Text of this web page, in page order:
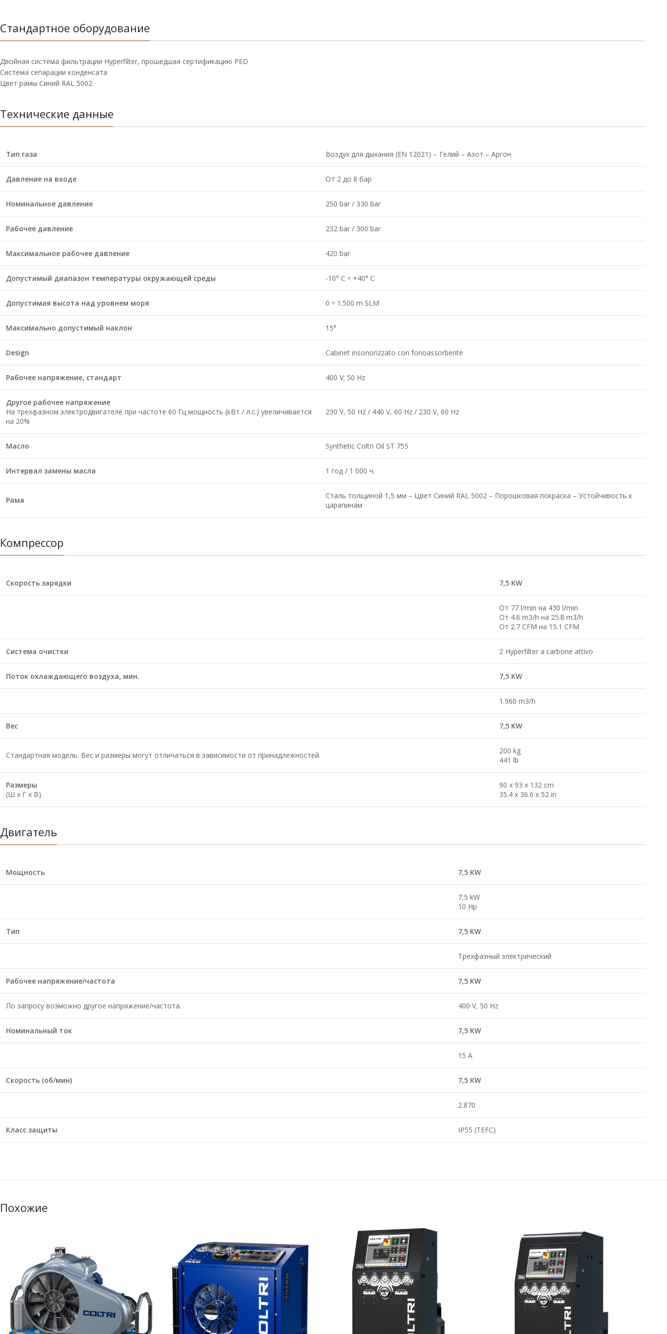
Стандартное оборудование
Двойная система фильтрации Hyperfilter, прошедшая сертификацию PED
Система сепарации конденсата
Цвет рамы Синий RAL 5002
Технические данные
Тип газа Воздух для дыхания (EN 12021) – Гелий – Азот – Аргон
Давление на входе От 2 до 8 бар
Номинальное давление 250 bar / 330 bar
Рабочее давление 232 bar / 300 bar
Максимальное рабочее давление 420 bar
Допустимый диапазон температуры окружающей среды -10° C ÷ +40° C
Допустимая высота над уровнем моря 0 ÷ 1.500 m SLM
Максимально допустимый наклон 15°
Design Cabinet insonorizzato con fonoassorbente
Рабочее напряжение, стандарт 400 V; 50 Hz
Другое рабочее напряжение
На трехфазном электродвигателе при частоте 60 Гц мощность (кВт / л.с.) увеличивается
на 20%
230 V, 50 Hz / 440 V, 60 Hz / 230 V, 60 Hz
Масло Synthetic Coltri Oil ST 755
Интервал замены масла 1 год / 1 000 ч.
Рама
Сталь толщиной 1,5 мм – Цвет Синий RAL 5002 – Порошковая покраска – Устойчивость к
царапинам
Компрессор
Скорость зарядки 7,5 KW
От 77 l/min на 430 l/min
От 4.6 m3/h на 25.8 m3/h
От 2.7 CFM на 15.1 CFM
Система очистки 2 Hyperfilter a carbone attivo
Поток охлаждающего воздуха, мин. 7,5 KW
1.960 m3/h
Вес 7,5 KW
Стандартная модель. Вес и размеры могут отличаться в зависимости от принадлежностей.
200 kg
441 lb
Размеры
(Ш х Г х В)
90 x 93 x 132 cm
35.4 x 36.6 x 52 in
Двигатель
Мощность 7,5 KW
7,5 kW
10 Hp
Тип 7,5 KW
Трехфазный электрический
Рабочее напряжение/частота 7,5 KW
По запросу возможно другое напряжение/частота. 400 V, 50 Hz
Номинальный ток 7,5 KW
15 A
Скорость (об/мин) 7,5 KW
2.870
Класс защиты IP55 (TEFC)
Похожие